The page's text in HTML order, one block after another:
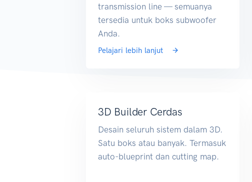
transmission line — semuanya
tersedia untuk boks subwoofer
Anda.
Pelajari lebih lanjut
3D Builder Cerdas
Desain seluruh sistem dalam 3D.
Satu boks atau banyak. Termasuk
auto-blueprint dan cutting map.